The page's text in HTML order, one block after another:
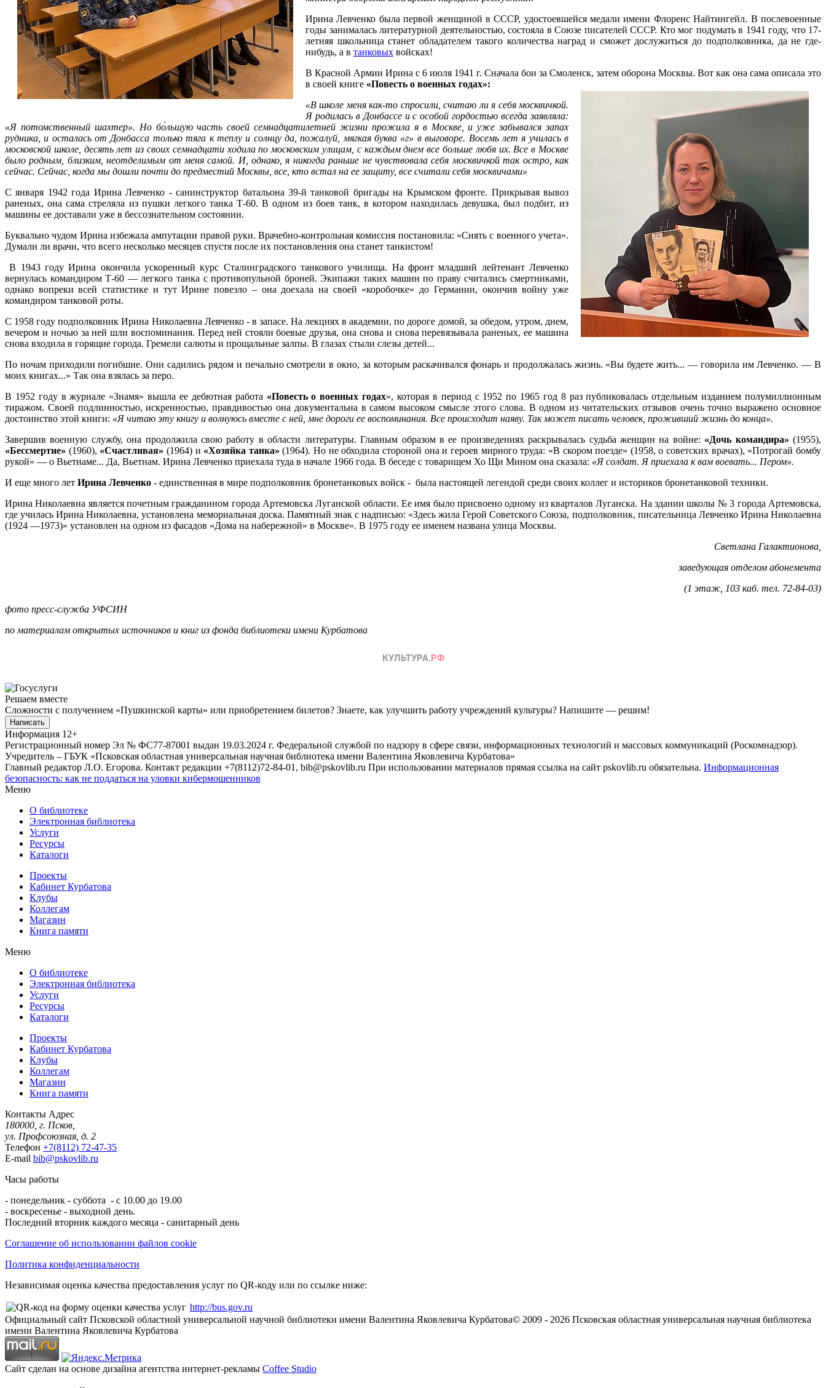
Ирина Левченко была первой женщиной в СССР, удостоевшейся медали имени Флоренс Найтингейл. В послевоенные
годы занималась литературной деятельностью, состояла в Союзе писателей СССР. Кто мог подумать в 1941 году, что 17-
летняя школьница станет обладателем такого количества наград и сможет дослужиться до подполковника, да не где-
нибудь, а в танковых войсках!
В Красной Армии Ирина с 6 июля 1941 г. Сначала бои за Смоленск, затем оборона Москвы. Вот как она сама описала это
в своей книге «Повесть о военных годах»:
«В школе меня как-то спросили, считаю ли я себя москвичкой.
Я родилась в Донбассе и с особой гордостью всегда заявляла:
«Я потомственный шахтер». Но бо́льшую часть своей семнадцатилетней жизни прожила я в Москве, и уже забывался запах
рудника, и осталась от Донбасса только тяга к теплу и солнцу да, пожалуй, мягкая буква «г» в выговоре. Восемь лет я училась в
московской школе, десять лет из своих семнадцати ходила по московским улицам, с каждым днем все больше любя их. Все в Москве
было родным, близким, неотделимым от меня самой. И, однако, я никогда раньше не чувствовала себя москвичкой так остро, как
сейчас. Сейчас, когда мы дошли почти до предместий Москвы, все, кто встал на ее защиту, все считали себя москвичами»
С января 1942 года Ирина Левченко - санинструктор батальона 39-й танковой бригады на Крымском фронте. Прикрывая вывоз
раненых, она сама стреляла из пушки легкого танка Т-60. В одном из боев танк, в котором находилась девушка, был подбит, из
машины ее доставали уже в бессознательном состоянии.
Буквально чудом Ирина избежала ампутации правой руки. Врачебно-контрольная комиссия постановила: «Снять с военного учета».
Думали ли врачи, что всего несколько месяцев спустя после их постановления она станет танкистом!
В 1943 году Ирина окончила ускоренный курс Сталинградского танкового училища. На фронт младший лейтенант Левченко
вернулась командиром Т-60 — легкого танка с противопульной броней. Экипажи таких машин по праву считались смертниками,
однако вопреки всей статистике и тут Ирине повезло – она доехала на своей «коробочке» до Германии, окончив войну уже
командиром танковой роты.
С 1958 году подполковник Ирина Николаевна Левченко - в запасе. На лекциях в академии, по дороге домой, за обедом, утром, днем,
вечером и ночью за ней шли воспоминания. Перед ней стояли боевые друзья, она снова и снова перевязывала раненых, ее машина
снова входила в горящие города. Гремели салюты и прощальные залпы. В глазах стыли слезы детей...
По ночам приходили погибшие. Они садились рядом и печально смотрели в окно, за которым раскачивался фонарь и продолжалась жизнь. «Вы будете жить... — говорила им Левченко. — В
моих книгах...» Так она взялась за перо.
В 1952 году в журнале «Знамя» вышла ее дебютная работа «Повесть о военных годах», которая в период с 1952 по 1965 год 8 раз публиковалась отдельным изданием полумиллионным
тиражом. Своей подлинностью, искренностью, правдивостью она документальна в самом высоком смысле этого слова. В одном из читательских отзывов очень точно выражено основное
достоинство этой книги: «Я читаю эту книгу и волнуюсь вместе с ней, мне дороги ее воспоминания. Все происходит наяву. Так может писать человек, проживший жизнь до конца».
Завершив военную службу, она продолжила свою работу в области литературы. Главным образом в ее произведениях раскрывалась судьба женщин на войне: «Дочь командира» (1955),
«Бессмертие» (1960), «Счастливая» (1964) и «Хозяйка танка» (1964). Но не обходила стороной она и героев мирного труда: «В скором поезде» (1958, о советских врачах), «Потрогай бомбу
рукой» — о Вьетнаме... Да, Вьетнам. Ирина Левченко приехала туда в начале 1966 года. В беседе с товарищем Хо Щи Мином она сказала: «Я солдат. Я приехала к вам воевать... Пером».
И еще много лет Ирина Левченко - единственная в мире подполковник бронетанковых войск - была настоящей легендой среди своих коллег и историков бронетанковой техники.
Ирина Николаевна является почетным гражданином города Артемовска Луганской области. Ее имя было присвоено одному из кварталов Луганска. На здании школы № 3 города Артемовска,
где училась Ирина Николаевна, установлена мемориальная доска. Памятный знак с надписью: «Здесь жила Герой Советского Союза, подполковник, писательница Левченко Ирина Николаевна
(1924 —1973)» установлен на одном из фасадов «Дома на набережной» в Москве». В 1975 году ее именем названа улица Москвы.
Светлана Галактионова,
заведующая отделом абонемента
(1 этаж, 103 каб. тел. 72-84-03)
фото пресс-служба УФСИН
по материалам открытых источников и книг из фонда библиотеки имени Курбатова
Решаем вместе
Сложности с получением «Пушкинской карты» или приобретением билетов? Знаете, как улучшить работу учреждений культуры? Напишите — решим!
Написать
Информация 12+
Регистрационный номер Эл № ФС77-87001 выдан 19.03.2024 г. Федеральной службой по надзору в сфере связи, информационных технологий и массовых коммуникаций (Роскомнадзор).
Учредитель – ГБУК «Псковская областная универсальная научная библиотека имени Валентина Яковлевича Курбатова»
Главный редактор Л.О. Егорова. Контакт редакции +7(8112)72-84-01, bib@pskovlib.ru При использовании материалов прямая ссылка на сайт pskovlib.ru обязательна. Информационная
безопасность: как не поддаться на уловки кибермошенников
Меню
О библиотеке
Электронная библиотека
Услуги
Ресурсы
Каталоги
Проекты
Кабинет Курбатова
Клубы
Коллегам
Магазин
Книга памяти
Меню
О библиотеке
Электронная библиотека
Услуги
Ресурсы
Каталоги
Проекты
Кабинет Курбатова
Клубы
Коллегам
Магазин
Книга памяти
Контакты Адрес
180000, г. Псков,
ул. Профсоюзная, д. 2
Телефон +7(8112) 72-47-35
E-mail bib@pskovlib.ru
Часы работы
- понедельник - суббота - с 10.00 до 19.00
- воскресенье - выходной день.
Последний вторник каждого месяца - санитарный день
Соглашение об использовании файлов cookie
Политика конфиденциальности
Независимая оценка качества предоставления услуг по QR-коду или по ссылке ниже:
http://bus.gov.ru
Официальный сайт Псковской областной универсальной научной библиотеки имени Валентина Яковлевича Курбатова© 2009 - 2026 Псковская областная универсальная научная библиотека
имени Валентина Яковлевича Курбатова
Сайт сделан на основе дизайна агентства интернет-рекламы Coffee Studio